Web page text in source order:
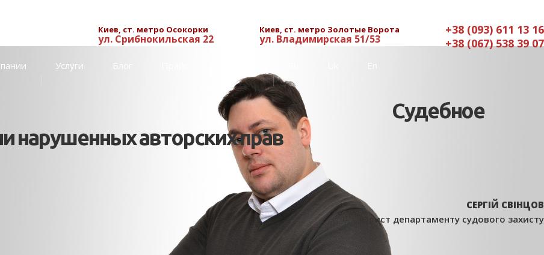
+38 (093) 611 13 16
+38 (067) 538 39 07
Киев, ст. метро Золотые Ворота
ул. Владимирская 51/53
Киев, ст. метро Осокорки
ул. Срибнокильская 22
Услуги
Судебное
нарушенных авторских прав
СЕРГІЙ СВІНЦОВ
Юрист департаменту судового захисту